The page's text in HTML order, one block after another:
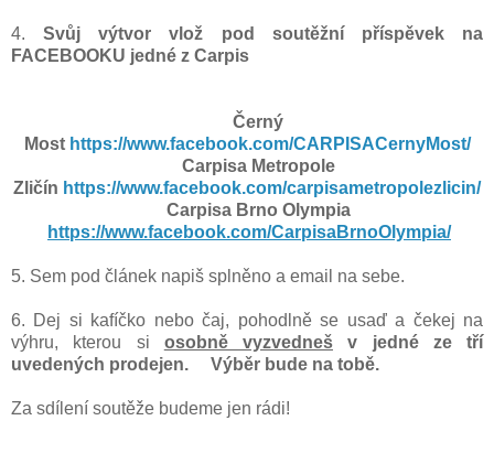
4.Svůj výtvor vlož pod soutěžní příspěvek na
FACEBOOKU jedné z Carpis
Černý
Most https://www.facebook.com/CARPISACernyMost/
Carpisa Metropole
Zličín https://www.facebook.com/carpisametropolezlicin/
Carpisa Brno Olympia
https://www.facebook.com/CarpisaBrnoOlympia/
5. Sem pod článek napiš splněno a email na sebe.
6. Dej si kafíčko nebo čaj, pohodlně se usaď a čekej na
výhru, kterou si osobně vyzvedneš v jedné ze tří
uvedených prodejen. Výběr bude na tobě.
Za sdílení soutěže budeme jen rádi!